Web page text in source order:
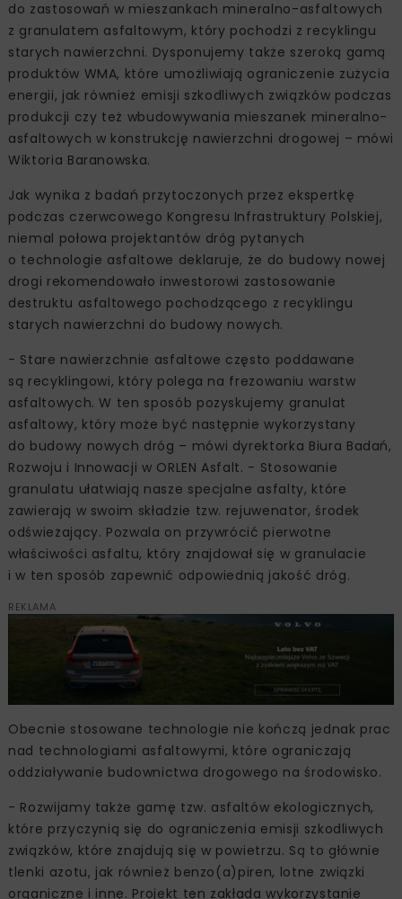
do zastosowań w mieszankach mineralno-asfaltowych
z granulatem asfaltowym, który pochodzi z recyklingu
starych nawierzchni. Dysponujemy także szeroką gamą
produktów WMA, które umożliwiają ograniczenie zużycia
energii, jak również emisji szkodliwych związków podczas
produkcji czy też wbudowywania mieszanek mineralno-
asfaltowych w konstrukcję nawierzchni drogowej – mówi
Wiktoria Baranowska.
Jak wynika z badań przytoczonych przez ekspertkę
podczas czerwcowego Kongresu Infrastruktury Polskiej,
niemal połowa projektantów dróg pytanych
o technologie asfaltowe deklaruje, że do budowy nowej
drogi rekomendowało inwestorowi zastosowanie
destruktu asfaltowego pochodzącego z recyklingu
starych nawierzchni do budowy nowych.
- Stare nawierzchnie asfaltowe często poddawane
są recyklingowi, który polega na frezowaniu warstw
asfaltowych. W ten sposób pozyskujemy granulat
asfaltowy, który może być następnie wykorzystany
do budowy nowych dróg – mówi dyrektorka Biura Badań,
Rozwoju i Innowacji w ORLEN Asfalt. - Stosowanie
granulatu ułatwiają nasze specjalne asfalty, które
zawierają w swoim składzie tzw. rejuwenator, środek
odświeżający. Pozwala on przywrócić pierwotne
właściwości asfaltu, który znajdował się w granulacie
i w ten sposób zapewnić odpowiednią jakość dróg.
REKLAMA
Obecnie stosowane technologie nie kończą jednak prac
nad technologiami asfaltowymi, które ograniczają
oddziaływanie budownictwa drogowego na środowisko.
- Rozwijamy także gamę tzw. asfaltów ekologicznych,
które przyczynią się do ograniczenia emisji szkodliwych
związków, które znajdują się w powietrzu. Są to głównie
tlenki azotu, jak również benzo(a)piren, lotne związki
organiczne i inne. Projekt ten zakłada wykorzystanie